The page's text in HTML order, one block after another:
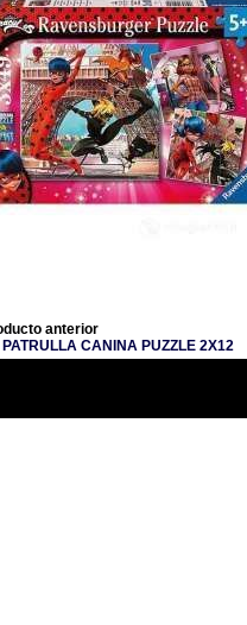
anterior
PATRULLA CANINA PUZZLE 2X12